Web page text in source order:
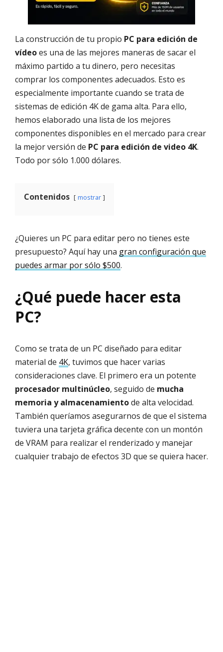
La construcción de tu propio PC para edición de
vídeoes una de las mejores maneras de sacar el
máximo partido a tu dinero, pero necesitas
comprar los componentes adecuados. Esto es
especialmente importante cuando se trata de
sistemas de edición 4K de gama alta. Para ello,
hemos elaborado una lista de los mejores
componentes disponibles en el mercado para crear
la mejor versión de PC para edición de video 4K.
Todo por sólo 1.000 dólares.
Contenidos mostrar
¿Quieres un PC para editar pero no tienes este
presupuesto? Aquí hay una gran configuración que
puedes armar por sólo $500.
¿Qué puede hacer esta
PC?
Como se trata de un PC diseñado para editar
material de 4K, tuvimos que hacer varias
consideraciones clave. El primero era un potente
procesador multinúcleo, seguido de mucha
memoria y almacenamientode alta velocidad.
También queríamos asegurarnos de que el sistema
tuviera una tarjeta gráfica decente con un montón
de VRAM para realizar el renderizado y manejar
cualquier trabajo de efectos 3D que se quiera hacer.